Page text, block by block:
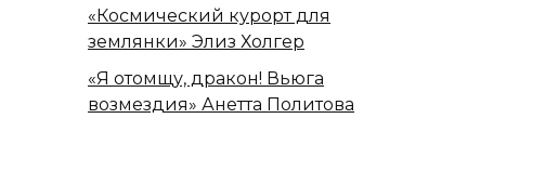
«Космический курорт для
землянки» Элиз Холгер
«Я отомщу, дракон! Вьюга
возмездия» Анетта Политова